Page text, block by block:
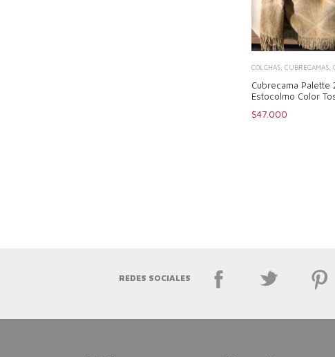
COLCHAS, CUBRECAMAS,
Cubrecama Palette
Estocolmo Color
$47.000
REDES SOCIALES